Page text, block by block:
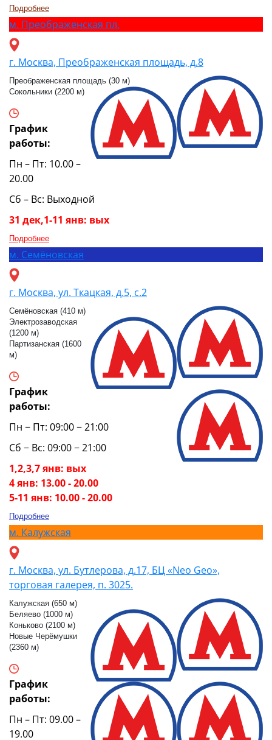
Подробнее
м. Преображенская пл.
г. Москва, Преображенская площадь, д.8
Преображенская площадь (30 м)
Сокольники (2200 м)
График
работы:
Пн – Пт: 10.00 –
20.00
Сб – Вс: Выходной
31 дек,1-11 янв: вых
Подробнее
м. Семёновская
г. Москва, ул. Ткацкая, д.5, с.2
Семёновская (410 м)
Электрозаводская
(1200 м)
Партизанская (1600
м)
График
работы:
Пн − Пт: 09:00 − 21:00
Сб − Вс: 09:00 − 21:00
1,2,3,7 янв: вых
4 янв: 13.00 - 20.00
5-11 янв: 10.00 - 20.00
Подробнее
м. Калужская
г. Москва, ул. Бутлерова, д.17, БЦ «Neo Geo»,
торговая галерея, п. 3025.
Калужская (650 м)
Беляево (1000 м)
Коньково (2100 м)
Новые Черёмушки
(2360 м)
График
работы:
Пн – Пт: 09.00 –
19.00